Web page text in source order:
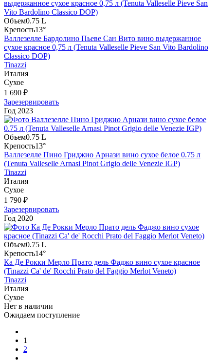
Объем0.75 L
Крепость13°
Валлезелле Бардолино Пьеве Сан Вито вино выдержанное
сухое красное 0,75 л (Tenuta Valleselle Pieve San Vito Bardolino
Classico DOP)
Tinazzi
Италия
Сухое
1 690 ₽
Зарезервировать
Год 2023
Объем0.75 L
Крепость13°
Валлезелле Пино Гриджио Арнази вино сухое белое 0.75 л
(Tenuta Valleselle Arnasi Pinot Grigio delle Venezie IGP)
Tinazzi
Италия
Сухое
1 790 ₽
Зарезервировать
Год 2020
Объем0.75 L
Крепость14°
Ка Де Рокки Мерло Прато дель Фаджо вино сухое красное
(Tinazzi Ca' de' Rocchi Prato del Faggio Merlot Veneto)
Tinazzi
Италия
Сухое
Нет в наличии
Ожидаем поступление
1
2